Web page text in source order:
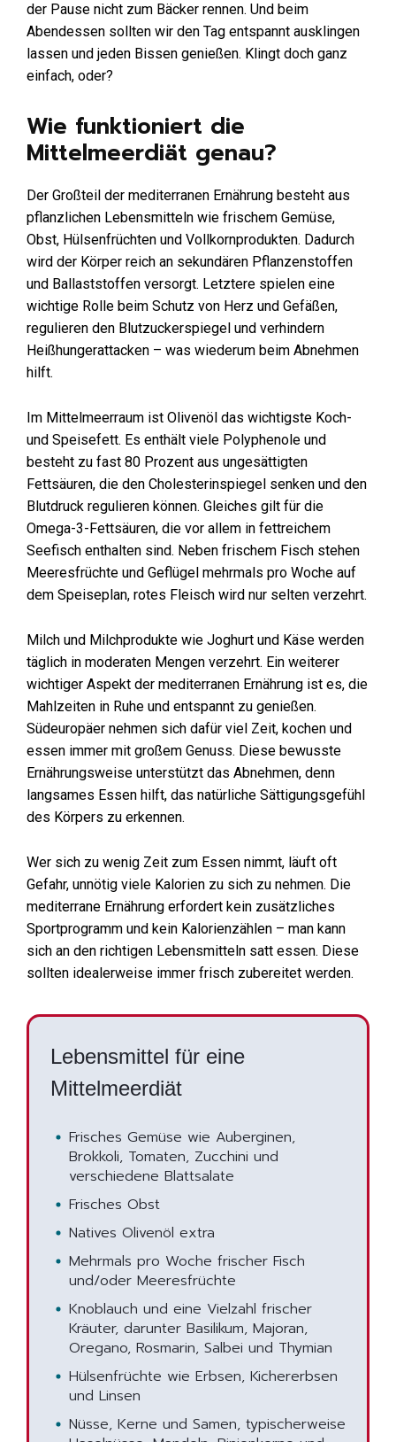
der Pause nicht zum Bäcker rennen. Und beim
Abendessen sollten wir den Tag entspannt ausklingen
lassen und jeden Bissen genießen. Klingt doch ganz
einfach, oder?
Wie funktioniert die
Mittelmeerdiät genau?
Der Großteil der mediterranen Ernährung besteht aus
pflanzlichen Lebensmitteln wie frischem Gemüse,
Obst, Hülsenfrüchten und Vollkornprodukten. Dadurch
wird der Körper reich an sekundären Pflanzenstoffen
und Ballaststoffen versorgt. Letztere spielen eine
wichtige Rolle beim Schutz von Herz und Gefäßen,
regulieren den Blutzuckerspiegel und verhindern
Heißhungerattacken – was wiederum beim Abnehmen
hilft.
Im Mittelmeerraum ist Olivenöl das wichtigste Koch-
und Speisefett. Es enthält viele Polyphenole und
besteht zu fast 80 Prozent aus ungesättigten
Fettsäuren, die den Cholesterinspiegel senken und den
Blutdruck regulieren können. Gleiches gilt für die
Omega-3-Fettsäuren, die vor allem in fettreichem
Seefisch enthalten sind. Neben frischem Fisch stehen
Meeresfrüchte und Geflügel mehrmals pro Woche auf
dem Speiseplan, rotes Fleisch wird nur selten verzehrt.
Milch und Milchprodukte wie Joghurt und Käse werden
täglich in moderaten Mengen verzehrt. Ein weiterer
wichtiger Aspekt der mediterranen Ernährung ist es, die
Mahlzeiten in Ruhe und entspannt zu genießen.
Südeuropäer nehmen sich dafür viel Zeit, kochen und
essen immer mit großem Genuss. Diese bewusste
Ernährungsweise unterstützt das Abnehmen, denn
langsames Essen hilft, das natürliche Sättigungsgefühl
des Körpers zu erkennen.
Wer sich zu wenig Zeit zum Essen nimmt, läuft oft
Gefahr, unnötig viele Kalorien zu sich zu nehmen. Die
mediterrane Ernährung erfordert kein zusätzliches
Sportprogramm und kein Kalorienzählen – man kann
sich an den richtigen Lebensmitteln satt essen. Diese
sollten idealerweise immer frisch zubereitet werden.
Lebensmittel für eine
Mittelmeerdiät
Frisches Gemüse wie Auberginen,
Brokkoli, Tomaten, Zucchini und
verschiedene Blattsalate
Frisches Obst
Natives Olivenöl extra
Mehrmals pro Woche frischer Fisch
und/oder Meeresfrüchte
Knoblauch und eine Vielzahl frischer
Kräuter, darunter Basilikum, Majoran,
Oregano, Rosmarin, Salbei und Thymian
Hülsenfrüchte wie Erbsen, Kichererbsen
und Linsen
Nüsse, Kerne und Samen, typischerweise